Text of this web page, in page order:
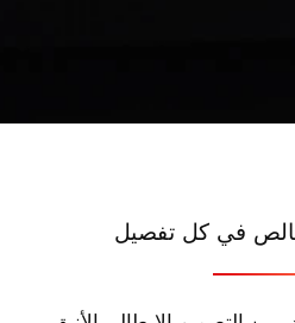
في كل تفصيل